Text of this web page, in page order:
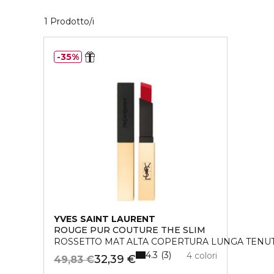
1 Prodotto/i
YVES SAINT LAURENT
ROUGE PUR COUTURE THE SLIM
ROSSETTO MAT ALTA COPERTURA LUNGA
32,39 €
49,83 € 4 colori
4.3 3
35%